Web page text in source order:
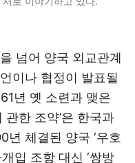
넘어 양국 외교관계
이나 협정이 발표될
년 옛 소련과 맺은
관한 조약’은 한국과
체결된 양국 ‘우호
입 조항 대신 ‘쌍방